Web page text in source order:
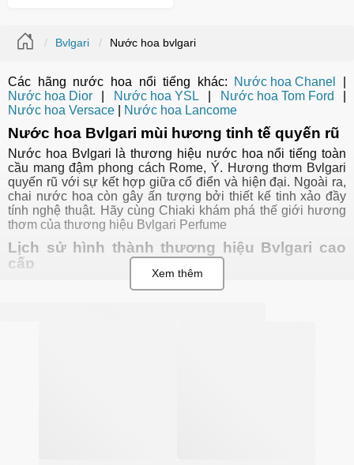
Bvlgari Nước hoa bvlgari
Các hãng nước hoa nổi tiếng khác: Nước hoa Chanel
Nước hoa Dior
Nước hoa YSL Nước hoa Tom Ford
Nước hoa Versace
Nước hoa Lancome
Nước hoa Bvlgari mùi hương tinh tế quyến rũ
Nước hoa Bvlgari là thương hiệu nước hoa nổi tiếng toàn
cầu mang đậm phong cách Rome, Ý. Hương thơm Bvlgari
quyến rũ với sự kết hợp giữa cổ điển và hiện đại. Ngoài ra,
chai nước hoa còn gây ấn tượng bởi thiết kế tinh xảo đầy
tính nghệ thuật. Hãy cùng Chiaki khám phá thế giới hương
thơm của thương hiệu Bvlgari Perfume
Lịch sử hình thành thương hiệu Bvlgari cao
cấp